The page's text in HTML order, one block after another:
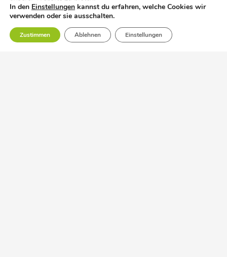
8:00 Uhr – 14:00 Uhr
Adresse
In den Einstellungen kannst du erfahren, welche Cookies wir
verwenden oder sie ausschalten.
Zustimmen Ablehnen Einstellungen